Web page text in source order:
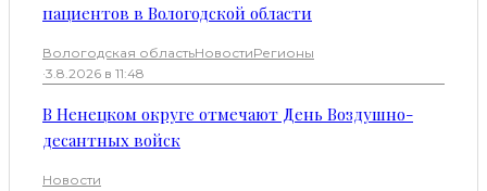
пациентов в Вологодской области
Вологодская областьНовостиРегионы
·3.8.2026 в 11:48
В Ненецком округе отмечают День Воздушно-
десантных войск
Новости